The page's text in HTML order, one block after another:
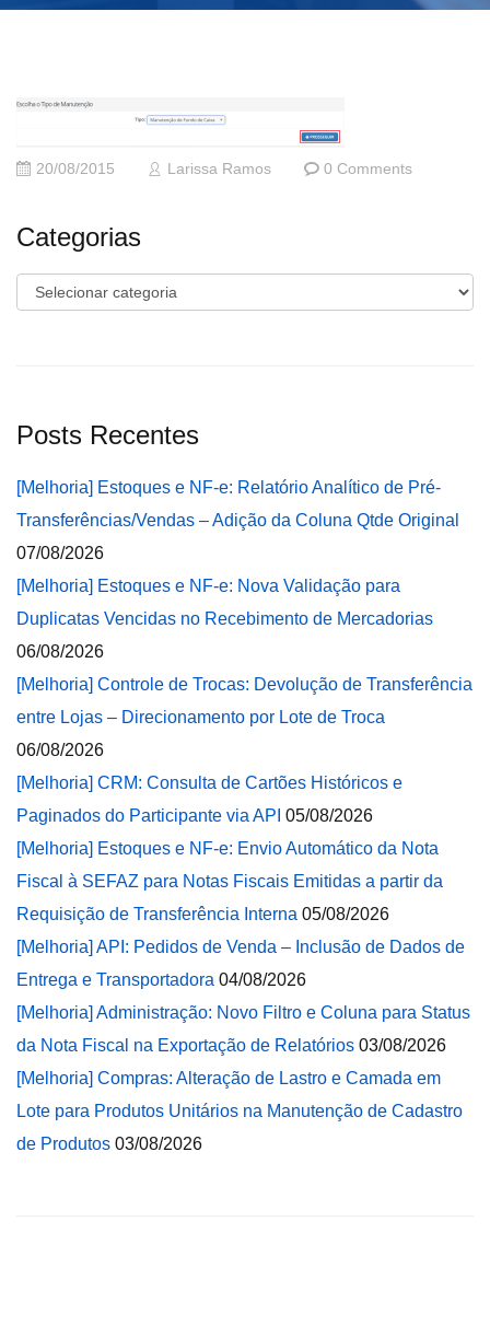
20/08/2015 Larissa Ramos 0 Comments
Categorias
Categorias
Posts Recentes
[Melhoria] Estoques e NF-e: Relatório Analítico de Pré-
Transferências/Vendas – Adição da Coluna Qtde Original
07/08/2026
[Melhoria] Estoques e NF-e: Nova Validação para
Duplicatas Vencidas no Recebimento de Mercadorias
06/08/2026
[Melhoria] Controle de Trocas: Devolução de Transferência
entre Lojas – Direcionamento por Lote de Troca
06/08/2026
[Melhoria] CRM: Consulta de Cartões Históricos e
Paginados do Participante via API 05/08/2026
[Melhoria] Estoques e NF-e: Envio Automático da Nota
Fiscal à SEFAZ para Notas Fiscais Emitidas a partir da
Requisição de Transferência Interna 05/08/2026
[Melhoria] API: Pedidos de Venda – Inclusão de Dados de
Entrega e Transportadora 04/08/2026
[Melhoria] Administração: Novo Filtro e Coluna para Status
da Nota Fiscal na Exportação de Relatórios 03/08/2026
[Melhoria] Compras: Alteração de Lastro e Camada em
Lote para Produtos Unitários na Manutenção de Cadastro
de Produtos 03/08/2026